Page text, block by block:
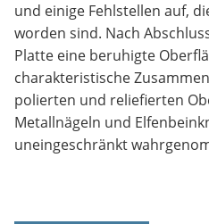
und einige Fehlstellen auf,
worden sind. Nach
Platte eine beruhigte
charakteristische
polierten und reliefierten
Metallnägeln und
uneingeschränkt